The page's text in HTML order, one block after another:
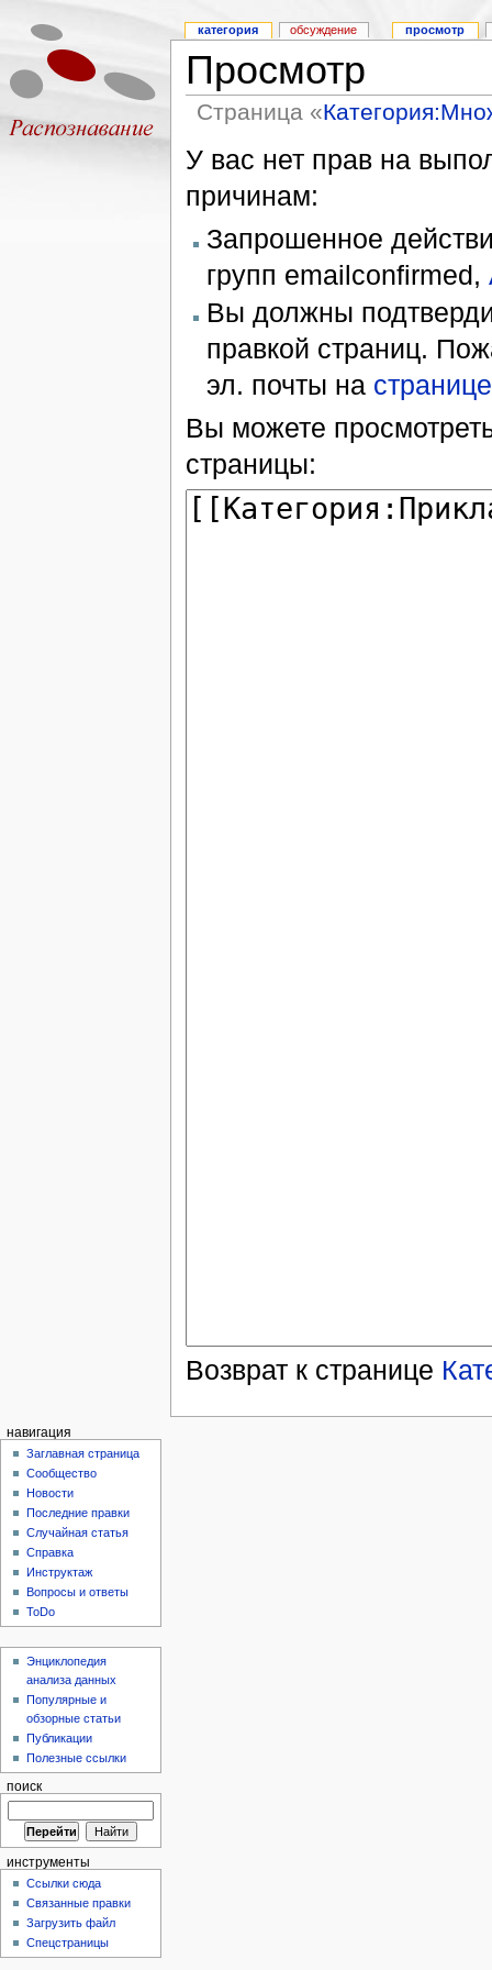
Просмотр
Страница «
У вас нет прав на
причинам:
Запрошенное
групп emailconfirmed,
Вы должны
правкой страниц.
эл. почты на
Вы можете
страницы:
Возврат к странице
категория обсуждение просмотр
навигация
Заглавная страница
Сообщество
Новости
Последние правки
Случайная статья
Справка
Инструктаж
Вопросы и ответы
ToDo
Энциклопедия
анализа данных
Популярные и
обзорные статьи
Публикации
Полезные ссылки
поиск
инструменты
Ссылки сюда
Связанные правки
Загрузить файл
Спецстраницы